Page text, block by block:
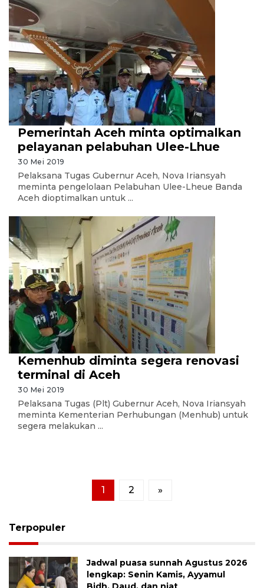
Pemerintah Aceh minta optimalkan
pelayanan pelabuhan Ulee-Lhue
30 Mei 2019
Pelaksana Tugas Gubernur Aceh, Nova Iriansyah
meminta pengelolaan Pelabuhan Ulee-Lheue Banda
Aceh dioptimalkan untuk ...
Kemenhub diminta segera renovasi
terminal di Aceh
30 Mei 2019
Pelaksana Tugas (Plt) Gubernur Aceh, Nova Iriansyah
meminta Kementerian Perhubungan (Menhub) untuk
segera melakukan ...
1 2 »
Terpopuler
Jadwal puasa sunnah Agustus 2026
lengkap: Senin Kamis, Ayyamul